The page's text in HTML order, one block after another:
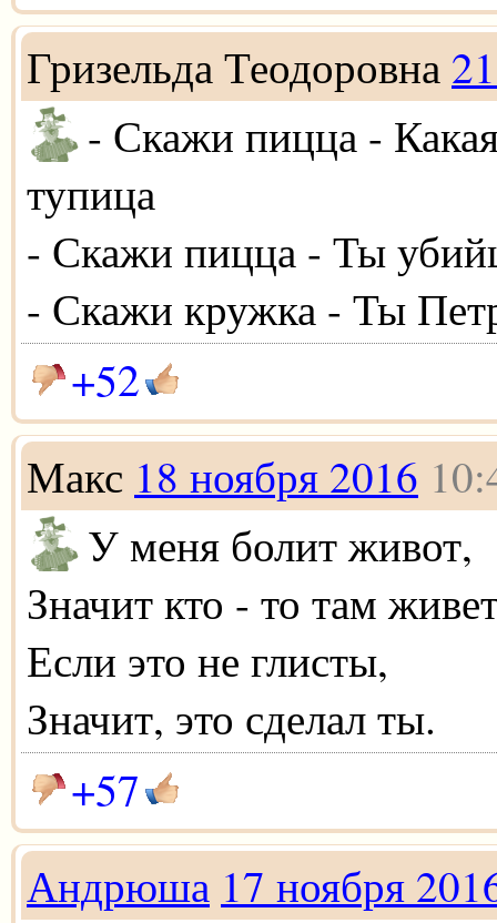
Гризельда Теодоровна
- Скажи пицца -
тупица
- Скажи пицца - Ты
- Скажи кружка - Ты
+52
Макс 18 ноября 2016
У меня болит живот,
Значит кто - то там
Если это не глисты,
Значит, это сделал ты.
+57
Андрюша 17 ноября